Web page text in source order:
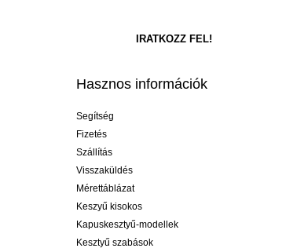
Hasznos információk
Segítség
Fizetés
Szállítás
Visszaküldés
Mérettáblázat
Keszyű kisokos
Kapuskesztyű-modellek
Kesztyű szabások